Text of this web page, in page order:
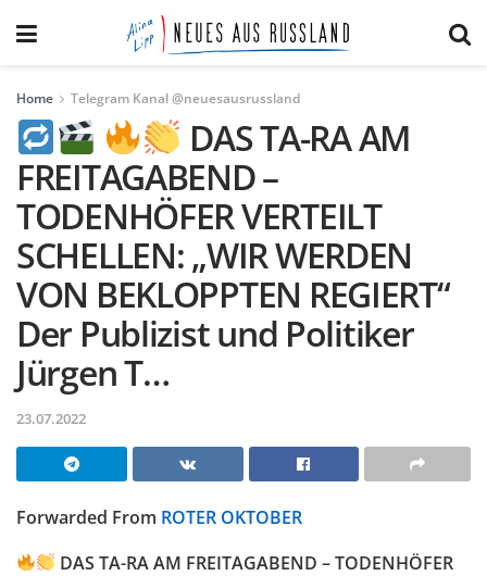
Home Telegram Kanal @neuesausrussland
DAS TA-RA AM
FREITAGABEND –
TODENHÖFER VERTEILT
SCHELLEN: „WIR WERDEN
VON BEKLOPPTEN REGIERT“
Der Publizist und Politiker
Jürgen T…
23.07.2022
Forwarded From ROTER OKTOBER
DAS TA-RA AM FREITAGABEND – TODENHÖFER